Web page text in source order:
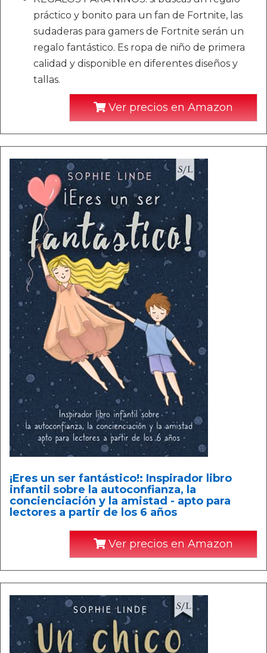
práctico y bonito para un fan de Fortnite, las
sudaderas para gamers de Fortnite serán un
regalo fantástico. Es ropa de niño de primera
calidad y disponible en diferentes diseños y
tallas.
Ver precios en Amazon
¡Eres un ser fantástico!: Inspirador libro
infantil sobre la autoconfianza, la
concienciación y la amistad - apto para
lectores a partir de los 6 años
Ver precios en Amazon